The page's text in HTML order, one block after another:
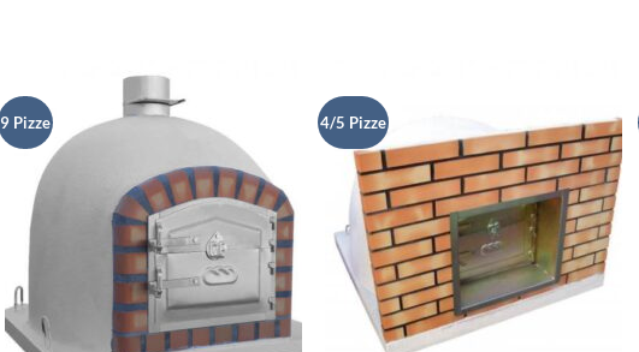
9 Pizze 4/5 Pizze